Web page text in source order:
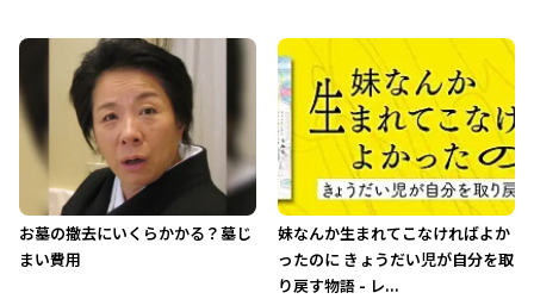
お墓の撤去にいくらかかる？墓じ
まい費用
妹なんか生まれてこなければよか
ったのに きょうだい児が自分を取
り戻す物語 - レ...